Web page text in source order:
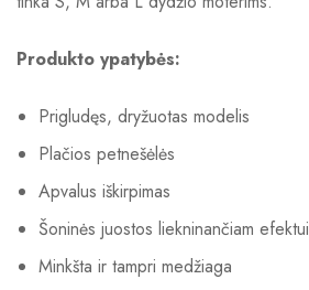
Produkto ypatybės:
Prigludęs, dryžuotas modelis
Plačios petnešėlės
Apvalus iškirpimas
Šoninės juostos liekninančiam efektui
Minkšta ir tampri medžiaga